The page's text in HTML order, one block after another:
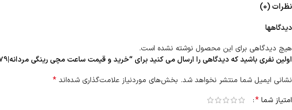
نظرات (0)
دیدگاهها
هیچ دیدگاهی برای این محصول نوشته نشده است.
اولین نفری باشید که دیدگاهی را ارسال می کنید برای “خرید و قیمت ساعت مچی رینگی مردانه|14040579”
نشانی ایمیل شما منتشر نخواهد شد. بخش‌های موردنیاز علامت‌گذاری شده‌اند *
امتیاز شما *